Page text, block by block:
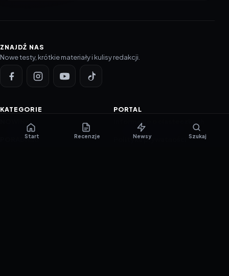
ZNAJDŹ NAS
Nowe testy, krótkie materiały i kulisy redakcji.
KATEGORIE
NOWINKI
PORADNIKI
PORTAL
Informacje o ciasteczkach
Polityka prywatności
Start Recenzje Newsy Szukaj